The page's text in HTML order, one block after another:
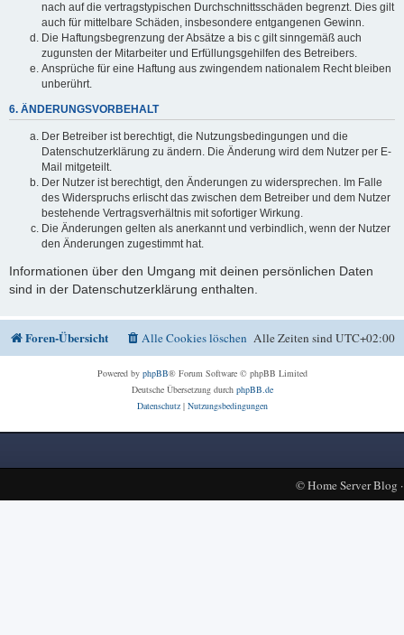
nach auf die vertragstypischen Durchschnittsschäden begrenzt. Dies gilt
auch für mittelbare Schäden, insbesondere entgangenen Gewinn.
Die Haftungsbegrenzung der Absätze a bis c gilt sinngemäß auch
zugunsten der Mitarbeiter und Erfüllungsgehilfen des Betreibers.
Ansprüche für eine Haftung aus zwingendem nationalem Recht bleiben
unberührt.
6. ÄNDERUNGSVORBEHALT
Der Betreiber ist berechtigt, die Nutzungsbedingungen und die
Datenschutzerklärung zu ändern. Die Änderung wird dem Nutzer per E-
Mail mitgeteilt.
Der Nutzer ist berechtigt, den Änderungen zu widersprechen. Im Falle
des Widerspruchs erlischt das zwischen dem Betreiber und dem Nutzer
bestehende Vertragsverhältnis mit sofortiger Wirkung.
Die Änderungen gelten als anerkannt und verbindlich, wenn der Nutzer
den Änderungen zugestimmt hat.
Informationen über den Umgang mit deinen persönlichen Daten
sind in der Datenschutzerklärung enthalten.
Foren-Übersicht Alle Zeiten sindUTC+02:00
Alle Cookies löschen
Powered by phpBB® Forum Software © phpBB Limited
Deutsche Übersetzung durch phpBB.de
Datenschutz| Nutzungsbedingungen
©Home Server Blog